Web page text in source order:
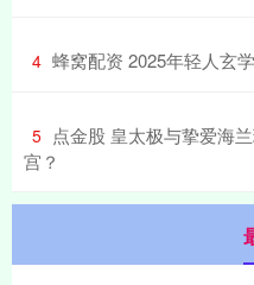
4 蜂窝配资 2025年轻人玄
5 点金股 皇太极与挚爱海
宫？